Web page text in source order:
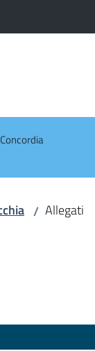
/ Allegati